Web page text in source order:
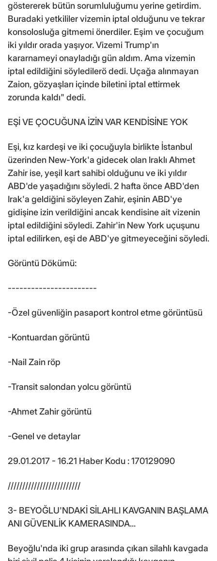
göstererek bütün sorumluluğumu yerine getirdim.
Buradaki yetkililer vizemin iptal olduğunu ve tekrar
konsolosluğa gitmemi önerdiler. Eşim ve çocuğum
iki yıldır orada yaşıyor. Vizemi Trump'ın
kararnameyi onayladığı gün aldım. Ama vizemin
iptal edildiğini söyledilerö dedi. Uçağa alınmayan
Zaion, gözyaşları içinde biletini iptal ettirmek
zorunda kaldı" dedi.
EŞİ VE ÇOCUĞUNA İZİN VAR KENDİSİNE YOK
Eşi, kız kardeşi ve iki çocuğuyla birlikte İstanbul
üzerinden New-York'a gidecek olan Iraklı Ahmet
Zahir ise, yeşil kart sahibi olduğunu ve iki yıldır
ABD'de yaşadığını söyledi. 2 hafta önce ABD'den
Irak'a geldiğini söyleyen Zahir, eşinin ABD'ye
gidişine izin verildiğini ancak kendisine ait vizenin
iptal edildiğini söyledi. Zahir'in New York uçuşunu
iptal edilirken, eşi de ABD'ye gitmeyeceğini söyledi.
Görüntü Dökümü:
-----------------------
-Özel güvenliğin pasaport kontrol etme görüntüsü
-Kontuardan görüntü
-Nail Zain röp
-Transit salondan yolcu görüntü
-Ahmet Zahir görüntü
-Genel ve detaylar
29.01.2017 - 16.21 Haber Kodu : 170129090
/////////////////////////
3- BEYOĞLU'NDAKİ SİLAHLI KAVGANIN BAŞLAMA
ANI GÜVENLİK KAMERASINDA...
Beyoğlu'nda iki grup arasında çıkan silahlı kavgada